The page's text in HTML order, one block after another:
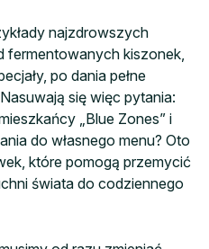
najzdrowszych
fermentowanych kiszonek,
po dania pełne
się więc pytania:
„Blue Zones” i
do własnego menu? Oto
które pomogą przemycić
świata do codziennego